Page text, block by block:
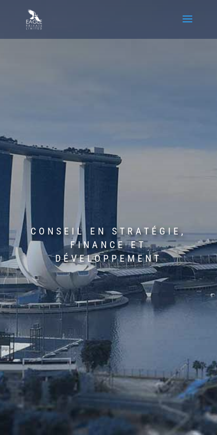
CONSEIL EN STRATÉGIE,
FINANCE ET
DÉVELOPPEMENT